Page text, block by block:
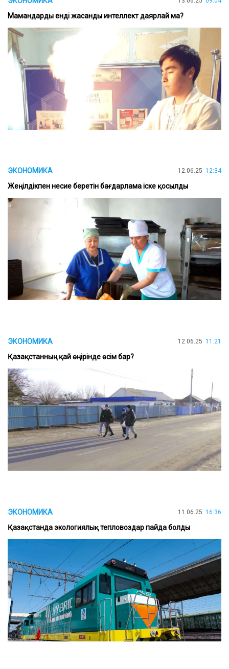
Мамандарды енді жасанды интеллект даярлай ма?
ЭКОНОМИКА 12.06.25 12:34
Жеңілдікпен несие беретін бағдарлама іске қосылды
ЭКОНОМИКА 12.06.25 11:21
Қазақстанның қай өңірінде өсім бар?
ЭКОНОМИКА 11.06.25 16:36
Қазақстанда экологиялық тепловоздар пайда болды